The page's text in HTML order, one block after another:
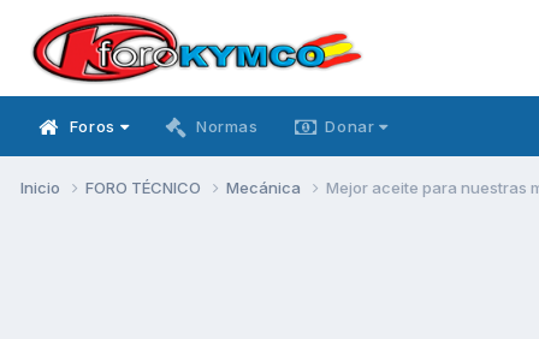
Foros Normas Donar
Inicio FORO TÉCNICO Mecánica Mejor aceite para nuestras